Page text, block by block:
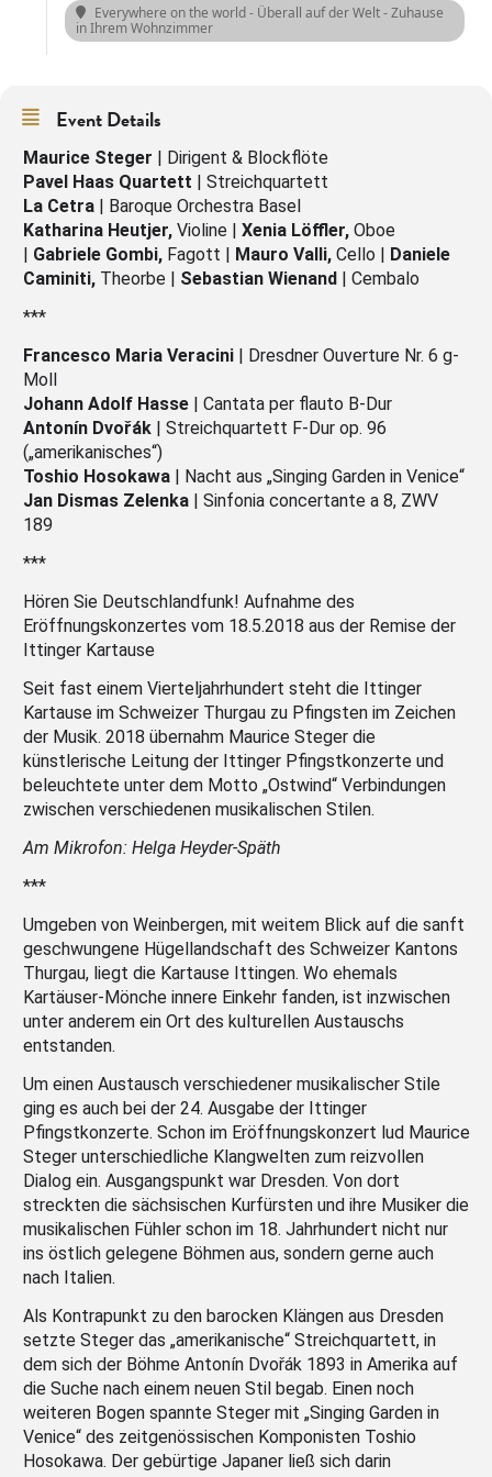
Everywhere on the world - Überall auf der Welt - Zuhause
in Ihrem Wohnzimmer
Event Details
Maurice Steger | Dirigent & Blockflöte
Pavel Haas Quartett | Streichquartett
La Cetra | Baroque Orchestra Basel
Katharina Heutjer, Violine | Xenia Löffler, Oboe
| Gabriele Gombi, Fagott | Mauro Valli, Cello | Daniele
Caminiti, Theorbe | Sebastian Wienand | Cembalo
***
Francesco Maria Veracini | Dresdner Ouverture Nr. 6 g-
Moll
Johann Adolf Hasse | Cantata per flauto B-Dur
Antonín Dvořák | Streichquartett F-Dur op. 96
(„amerikanisches“)
Toshio Hosokawa | Nacht aus „Singing Garden in Venice“
Jan Dismas Zelenka | Sinfonia concertante a 8, ZWV
189
***
Hören Sie Deutschlandfunk! Aufnahme des
Eröffnungskonzertes vom 18.5.2018 aus der Remise der
Ittinger Kartause
Seit fast einem Vierteljahrhundert steht die Ittinger
Kartause im Schweizer Thurgau zu Pfingsten im Zeichen
der Musik. 2018 übernahm Maurice Steger die
künstlerische Leitung der Ittinger Pfingstkonzerte und
beleuchtete unter dem Motto „Ostwind“ Verbindungen
zwischen verschiedenen musikalischen Stilen.
Am Mikrofon: Helga Heyder-Späth
***
Umgeben von Weinbergen, mit weitem Blick auf die sanft
geschwungene Hügellandschaft des Schweizer Kantons
Thurgau, liegt die Kartause Ittingen. Wo ehemals
Kartäuser-Mönche innere Einkehr fanden, ist inzwischen
unter anderem ein Ort des kulturellen Austauschs
entstanden.
Um einen Austausch verschiedener musikalischer Stile
ging es auch bei der 24. Ausgabe der Ittinger
Pfingstkonzerte. Schon im Eröffnungskonzert lud Maurice
Steger unterschiedliche Klangwelten zum reizvollen
Dialog ein. Ausgangspunkt war Dresden. Von dort
streckten die sächsischen Kurfürsten und ihre Musiker die
musikalischen Fühler schon im 18. Jahrhundert nicht nur
ins östlich gelegene Böhmen aus, sondern gerne auch
nach Italien.
Als Kontrapunkt zu den barocken Klängen aus Dresden
setzte Steger das „amerikanische“ Streichquartett, in
dem sich der Böhme Antonín Dvořák 1893 in Amerika auf
die Suche nach einem neuen Stil begab. Einen noch
weiteren Bogen spannte Steger mit „Singing Garden in
Venice“ des zeitgenössischen Komponisten Toshio
Hosokawa. Der gebürtige Japaner ließ sich darin